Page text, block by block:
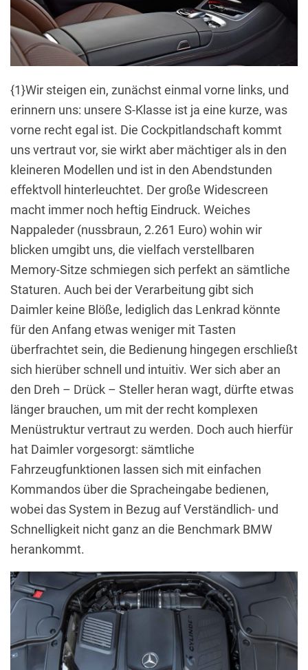
{1}Wir steigen ein, zunächst einmal vorne links, und
erinnern uns: unsere S-Klasse ist ja eine kurze, was
vorne recht egal ist. Die Cockpitlandschaft kommt
uns vertraut vor, sie wirkt aber mächtiger als in den
kleineren Modellen und ist in den Abendstunden
effektvoll hinterleuchtet. Der große Widescreen
macht immer noch heftig Eindruck. Weiches
Nappaleder (nussbraun, 2.261 Euro) wohin wir
blicken umgibt uns, die vielfach verstellbaren
Memory-Sitze schmiegen sich perfekt an sämtliche
Staturen. Auch bei der Verarbeitung gibt sich
Daimler keine Blöße, lediglich das Lenkrad könnte
für den Anfang etwas weniger mit Tasten
überfrachtet sein, die Bedienung hingegen erschließt
sich hierüber schnell und intuitiv. Wer sich aber an
den Dreh – Drück – Steller heran wagt, dürfte etwas
länger brauchen, um mit der recht komplexen
Menüstruktur vertraut zu werden. Doch auch hierfür
hat Daimler vorgesorgt: sämtliche
Fahrzeugfunktionen lassen sich mit einfachen
Kommandos über die Spracheingabe bedienen,
wobei das System in Bezug auf Verständlich- und
Schnelligkeit nicht ganz an die Benchmark BMW
herankommt.